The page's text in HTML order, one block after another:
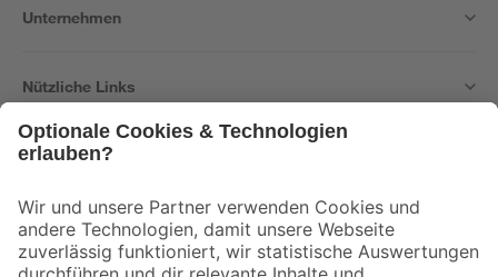
Unternehmen
Nützliche Links
Der toom Newsletter: Keine Angebote und Aktionen mehr verpassen!
Zur Newsletter Anmeldung